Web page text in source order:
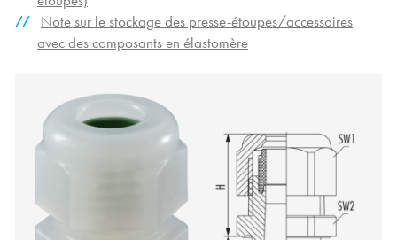
Note sur le stockage des presse-étoupes/accessoires
avec des composants en élastomère